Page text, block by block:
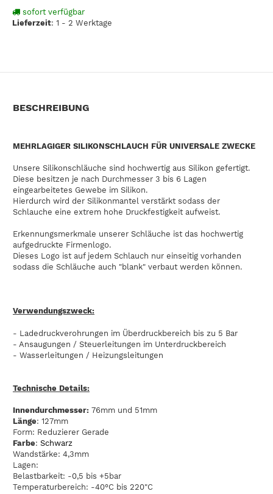
sofort verfügbar
Lieferzeit: 1 - 2 Werktage
BESCHREIBUNG
MEHRLAGIGER SILIKONSCHLAUCH FÜR UNIVERSALE ZWECKE
Unsere Silikonschläuche sind hochwertig aus Silikon gefertigt.
Diese besitzen je nach Durchmesser 3 bis 6 Lagen
eingearbeitetes Gewebe im Silikon.
Hierdurch wird der Silikonmantel verstärkt sodass der
Schlauche eine extrem hohe Druckfestigkeit aufweist.
Erkennungsmerkmale unserer Schläuche ist das hochwertig
aufgedruckte Firmenlogo.
Dieses Logo ist auf jedem Schlauch nur einseitig vorhanden
sodass die Schläuche auch "blank" verbaut werden können.
Verwendungszweck:
- Ladedruckverohrungen im Überdruckbereich bis zu 5 Bar
- Ansaugungen / Steuerleitungen im Unterdruckbereich
- Wasserleitungen / Heizungsleitungen
Technische Details:
Innendurchmesser: 76mm und 51mm
Länge: 127mm
Form: Reduzierer Gerade
Farbe: Schwarz
Wandstärke: 4,3mm
Lagen:
Belastbarkeit: -0,5 bis +5bar
Temperaturbereich: -40°C bis 220"C